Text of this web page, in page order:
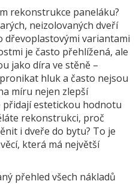
rekonstrukce paneláku?
neizolovaných dveří
dřevoplastovými variantami
je často přehlížená, ale
jako díra ve stěně –
hluk a často nejsou
míru nejen zlepší
estetickou hodnotu
rekonstrukci, proč
i dveře do bytu? To je
která má největší
přehled všech nákladů